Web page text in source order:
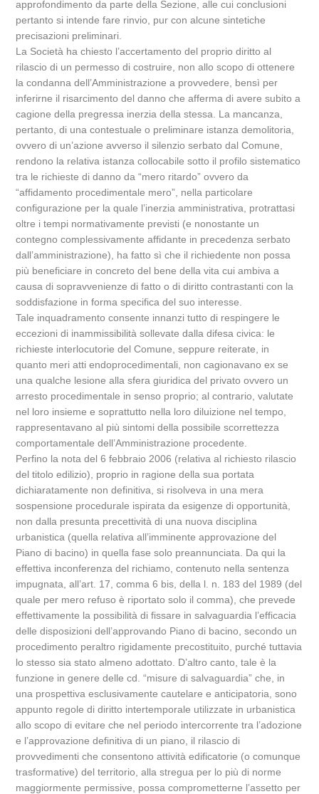
approfondimento da parte della Sezione, alle cui conclusioni
pertanto si intende fare rinvio, pur con alcune sintetiche
precisazioni preliminari.
La Società ha chiesto l’accertamento del proprio diritto al
rilascio di un permesso di costruire, non allo scopo di ottenere
la condanna dell’Amministrazione a provvedere, bensì per
inferirne il risarcimento del danno che afferma di avere subito a
cagione della pregressa inerzia della stessa. La mancanza,
pertanto, di una contestuale o preliminare istanza demolitoria,
ovvero di un’azione avverso il silenzio serbato dal Comune,
rendono la relativa istanza collocabile sotto il profilo sistematico
tra le richieste di danno da “mero ritardo” ovvero da
“affidamento procedimentale mero”, nella particolare
configurazione per la quale l’inerzia amministrativa, protrattasi
oltre i tempi normativamente previsti (e nonostante un
contegno complessivamente affidante in precedenza serbato
dall’amministrazione), ha fatto sì che il richiedente non possa
più beneficiare in concreto del bene della vita cui ambiva a
causa di sopravvenienze di fatto o di diritto contrastanti con la
soddisfazione in forma specifica del suo interesse.
Tale inquadramento consente innanzi tutto di respingere le
eccezioni di inammissibilità sollevate dalla difesa civica: le
richieste interlocutorie del Comune, seppure reiterate, in
quanto meri atti endoprocedimentali, non cagionavano ex se
una qualche lesione alla sfera giuridica del privato ovvero un
arresto procedimentale in senso proprio; al contrario, valutate
nel loro insieme e soprattutto nella loro diluizione nel tempo,
rappresentavano al più sintomi della possibile scorrettezza
comportamentale dell’Amministrazione procedente.
Perfino la nota del 6 febbraio 2006 (relativa al richiesto rilascio
del titolo edilizio), proprio in ragione della sua portata
dichiaratamente non definitiva, si risolveva in una mera
sospensione procedurale ispirata da esigenze di opportunità,
non dalla presunta precettività di una nuova disciplina
urbanistica (quella relativa all’imminente approvazione del
Piano di bacino) in quella fase solo preannunciata. Da qui la
effettiva inconferenza del richiamo, contenuto nella sentenza
impugnata, all’art. 17, comma 6 bis, della l. n. 183 del 1989 (del
quale per mero refuso è riportato solo il comma), che prevede
effettivamente la possibilità di fissare in salvaguardia l’efficacia
delle disposizioni dell’approvando Piano di bacino, secondo un
procedimento peraltro rigidamente precostituito, purché tuttavia
lo stesso sia stato almeno adottato. D’altro canto, tale è la
funzione in genere delle cd. “misure di salvaguardia” che, in
una prospettiva esclusivamente cautelare e anticipatoria, sono
appunto regole di diritto intertemporale utilizzate in urbanistica
allo scopo di evitare che nel periodo intercorrente tra l’adozione
e l’approvazione definitiva di un piano, il rilascio di
provvedimenti che consentono attività edificatorie (o comunque
trasformative) del territorio, alla stregua per lo più di norme
maggiormente permissive, possa comprometterne l’assetto per